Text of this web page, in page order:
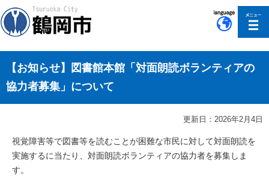
【お知らせ】図書館本館「対面朗読ボランティアの
協力者募集」について
更新日：2026年2月4日
視覚障害等で図書等を読むことが困難な市民に対して対面朗読を
実施するに当たり、対面朗読ボランティアの協力者を募集しま
す。